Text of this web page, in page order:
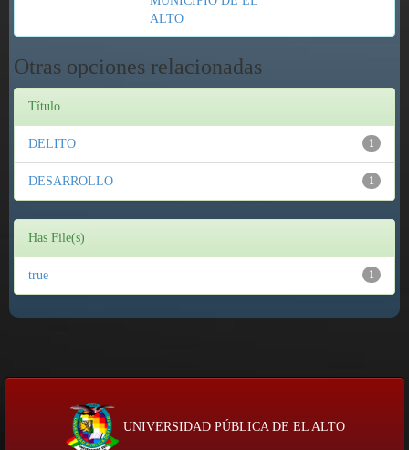
ALTO
Otras opciones relacionadas
Título
1
DELITO
1
DESARROLLO
Has File(s)
1
true
UNIVERSIDAD PÚBLICA DE EL ALTO